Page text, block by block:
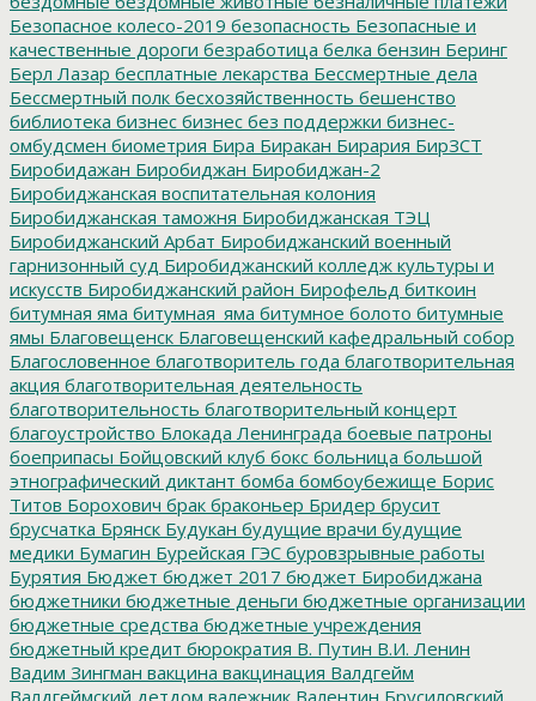
Безопасное колесо-2019 безопасность Безопасные и
качественные дороги безработица белка бензин Беринг
Берл Лазар бесплатные лекарства Бессмертные дела
Бессмертный полк бесхозяйственность бешенство
библиотека бизнес бизнес без поддержки бизнес-
омбудсмен биометрия Бира Биракан Бирария БирЗСТ
Биробидажан Биробиджан Биробиджан-2
Биробиджанская воспитательная колония
Биробиджанская таможня Биробиджанская ТЭЦ
Биробиджанский Арбат Биробиджанский военный
гарнизонный суд Биробиджанский колледж культуры и
искусств Биробиджанский район Бирофельд биткоин
битумная яма битумная_яма битумное болото битумные
ямы Благовещенск Благовещенский кафедральный собор
Благословенное благотворитель года благотворительная
акция благотворительная деятельность
благотворительность благотворительный концерт
благоустройство Блокада Ленинграда боевые патроны
боеприпасы Бойцовский клуб бокс больница большой
этнографический диктант бомба бомбоубежище Борис
Титов Борохович брак браконьер Бридер брусит
брусчатка Брянск Будукан будущие врачи будущие
медики Бумагин Бурейская ГЭС буровзрывные работы
Бурятия Бюджет бюджет 2017 бюджет Биробиджана
бюджетники бюджетные деньги бюджетные организации
бюджетные средства бюджетные учреждения
бюджетный кредит бюрократия В. Путин В.И. Ленин
Вадим Зингман вакцина вакцинация Валдгейм
Валдгеймский детдом валежник Валентин Брусиловский